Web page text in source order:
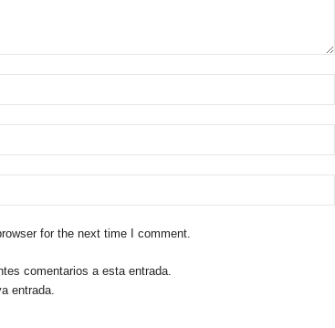
for the next time I comment.
comentarios a esta entrada.
entrada.